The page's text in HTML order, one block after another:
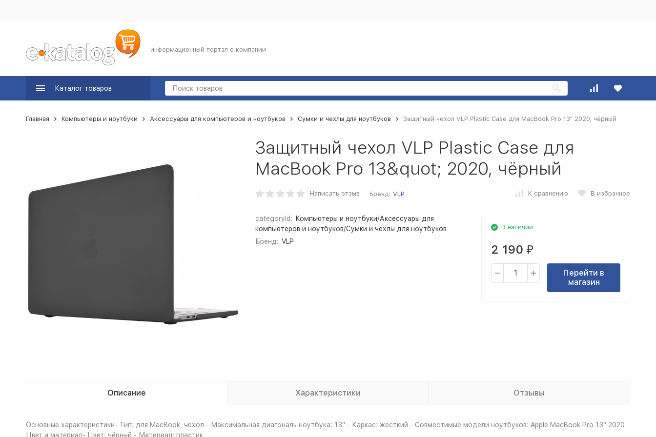
информационный портал о компании
Каталог товаров
Главная Компьютеры и ноутбуки Аксессуары для компьютеров и ноутбуков Сумки и чехлы для ноутбуков Защитный чехол VLP Plastic Case для MacBook Pro 13" 2020, чёрный
Защитный чехол VLP Plastic Case для
MacBook Pro 13&quot; 2020, чёрный
Написать отзыв Бренд: VLP К сравнению В избранное
categoryId:
Компьютеры и ноутбуки/Аксессуары для
компьютеров и ноутбуков/Сумки и чехлы для ноутбуков
Бренд: VLP
В наличии
2 190 ₽
Перейти в
магазин
Описание Характеристики Отзывы
Основные характеристики- Тип: для MacBook, чехол - Максимальная диагональ ноутбука: 13" - Каркас: жесткий - Совместимые модели ноутбуков: Apple MacBook Pro 13" 2020
Цвет и материал- Цвет: чёрный - Материал: пластик